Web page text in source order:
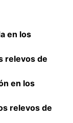
en los
relevos de
en los
relevos de